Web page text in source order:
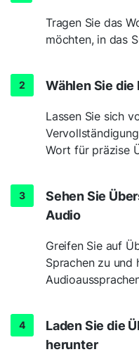
Tragen Sie das
möchten, in das
Wählen Sie
Lassen Sie sich
Wort für präzise
Sehen Sie
Audio
Greifen Sie auf
Sprachen zu und
Laden Sie die
herunter